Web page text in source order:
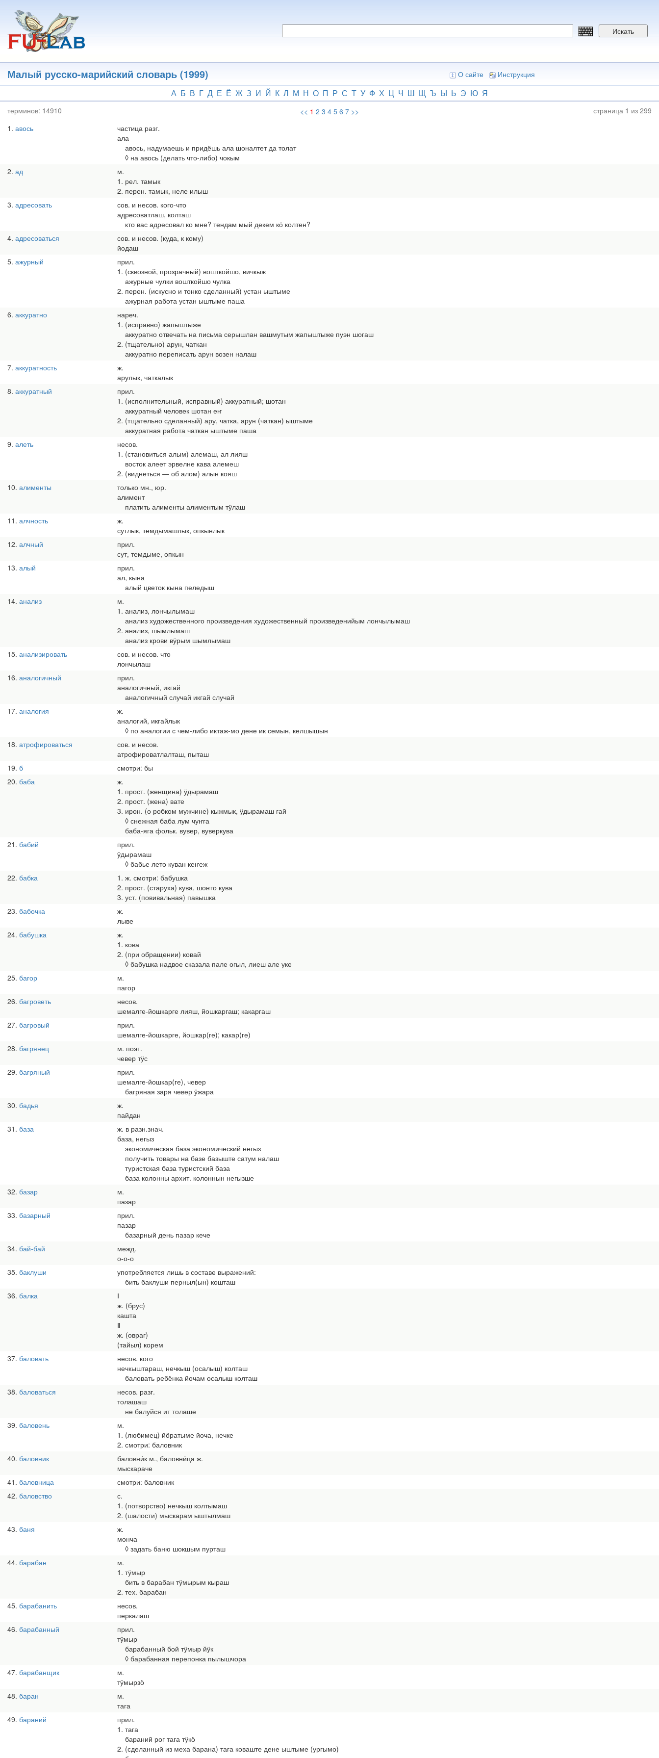
основному
содержанию
Искать
Малый русско-марийский словарь (1999) О сайте Инструкция
А Б В Г Д Е Ё Ж З И Й К Л М Н О П Р С Т У Ф Х Ц Ч Ш Щ Ъ Ы Ь Э Ю Я
терминов: 14910 << 1 2 3 4 5 6 7 >>
страница 1 из 299
1 авось
частица разг.
ала
авось, надумаешь и придёшь ала шоналтет да толат
◊ на авось (делать что-либо) чокым
2 ад
м.
1. рел. тамык
2. перен. тамык, неле илыш
3 адресовать
сов. и несов. кого-что
адресоватлаш, колташ
кто вас адресовал ко мне? тендам мый декем кӧ колтен?
4 адресоваться
сов. и несов. (куда, к кому)
йодаш
5 ажурный
прил.
1. (сквозной, прозрачный) вошткойшо, вичкыж
ажурные чулки вошткойшо чулка
2. перен. (искусно и тонко сделанный) устан ыштыме
ажурная работа устан ыштыме паша
6 аккуратно
нареч.
1. (исправно) жапыштыже
аккуратно отвечать на письма серышлан вашмутым жапыштыже пуэн шогаш
2. (тщательно) арун, чаткан
аккуратно переписать арун возен налаш
7 аккуратность
ж.
арулык, чаткалык
8 аккуратный
прил.
1. (исполнительный, исправный) аккуратный; шотан
аккуратный человек шотан еҥ
2. (тщательно сделанный) ару, чатка, арун (чаткан) ыштыме
аккуратная работа чаткан ыштыме паша
9 алеть
несов.
1. (становиться алым) алемаш, ал лияш
восток алеет эрвелне кава алемеш
2. (виднеться — об алом) алын кояш
10 алименты
только мн., юр.
алимент
платить алименты алиментым тӱлаш
11 алчность
ж.
сутлык, темдымашлык, опкынлык
12 алчный
прил.
сут, темдыме, опкын
13 алый
прил.
ал, кына
алый цветок кына пеледыш
14 анализ
м.
1. анализ, лончылымаш
анализ художественного произведения художественный произведенийым лончылымаш
2. анализ, шымлымаш
анализ крови вӱрым шымлымаш
15 анализировать
сов. и несов. что
лончылаш
16 аналогичный
прил.
аналогичный, икгай
аналогичный случай икгай случай
17 аналогия
ж.
аналогий, икгайлык
◊ по аналогии с чем-либо иктаж-мо дене ик семын, келшышын
18 атрофироваться
сов. и несов.
атрофироватлалташ, пыташ
19 б
смотри: бы
20 баба
ж.
1. прост. (женщина) ӱдырамаш
2. прост. (жена) вате
3. ирон. (о робком мужчине) кыжмык, ӱдырамаш гай
◊ снежная баба лум чуҥга
баба-яга фольк. вувер, вуверкува
21 бабий
прил.
ӱдырамаш
◊ бабье лето куван кеҥеж
22 бабка
1. ж. смотри: бабушка
2. прост. (старуха) кува, шоҥго кува
3. уст. (повивальная) павышка
23 бабочка
ж.
лыве
24 бабушка
ж.
1. кова
2. (при обращении) ковай
◊ бабушка надвое сказала пале огыл, лиеш але уке
25 багор
м.
пагор
26 багроветь
несов.
шемалге-йошкарге лияш, йошкаргаш; какаргаш
27 багровый
прил.
шемалге-йошкарге, йошкар(ге); какар(ге)
28 багрянец
м. поэт.
чевер тӱс
29 багряный
прил.
шемалге-йошкар(ге), чевер
багряная заря чевер ӱжара
30 бадья
ж.
пайдан
31 база
ж. в разн.знач.
база, негыз
экономическая база экономический негыз
получить товары на базе базыште сатум налаш
туристская база туристский база
база колонны архит. колоннын негызше
32 базар
м.
пазар
33 базарный
прил.
пазар
базарный день пазар кече
34 бай-бай
межд.
о-о-о
35 баклуши
употребляется лишь в составе выражений:
бить баклуши перныл(ын) кошташ
36 балка
Ⅰ
ж. (брус)
кашта
Ⅱ
ж. (овраг)
(тайыл) корем
37 баловать
несов. кого
нечкыштараш, нечкыш (осалыш) колташ
баловать ребёнка йочам осалыш колташ
38 баловаться
несов. разг.
толашаш
не балуйся ит толаше
39 баловень
м.
1. (любимец) йӧратыме йоча, нечке
2. смотри: баловник
40 баловник
баловни́к м., баловни́ца ж.
мыскараче
41 баловница
смотри: баловник
42 баловство
с.
1. (потворство) нечкыш колтымаш
2. (шалости) мыскарам ыштылмаш
43 баня
ж.
монча
◊ задать баню шокшым пурташ
44 барабан
м.
1. тӱмыр
бить в барабан тӱмырым кыраш
2. тех. барабан
45 барабанить
несов.
перкалаш
46 барабанный
прил.
тӱмыр
барабанный бой тӱмыр йӱк
◊ барабанная перепонка пылышчора
47 барабанщик
м.
тӱмырзӧ
48 баран
м.
тага
49 бараний
прил.
1. тага
бараний рог тага тӱкӧ
2. (сделанный из меха барана) тага коваште дене ыштыме (ургымо)